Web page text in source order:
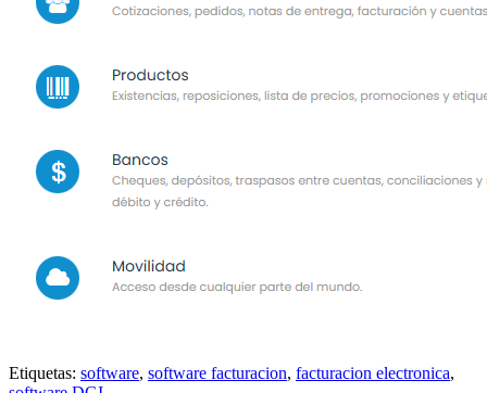
Etiquetas: software, software facturacion, facturacion electronica,